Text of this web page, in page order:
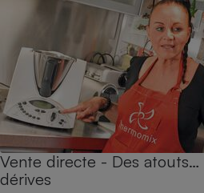
Vente directe - Des atouts…
dérives